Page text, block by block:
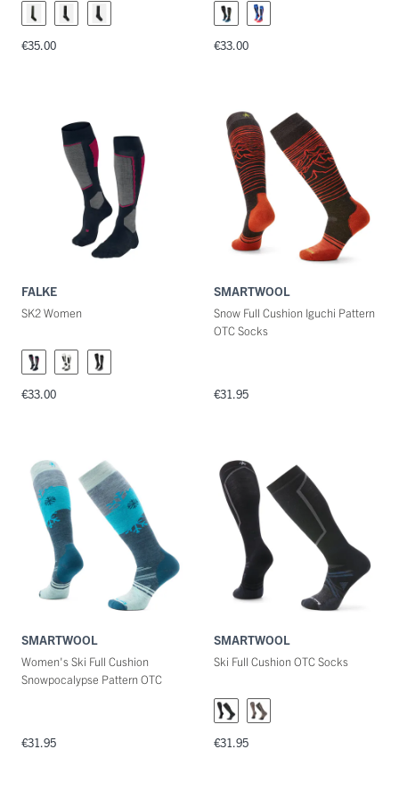
€35.00 €33.00
FALKE
SK2 Women
€33.00
SMARTWOOL
Snow Full Cushion Iguchi Pattern
OTC Socks
€31.95
SMARTWOOL
Women's Ski Full Cushion
Snowpocalypse Pattern OTC
€31.95
SMARTWOOL
Ski Full Cushion OTC Socks
€31.95